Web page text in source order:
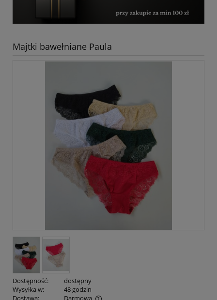
Majtki bawełniane Paula
Dostępność:
dostępny
Wysyłka w:
48 godzin
Dostawa:
Darmowa